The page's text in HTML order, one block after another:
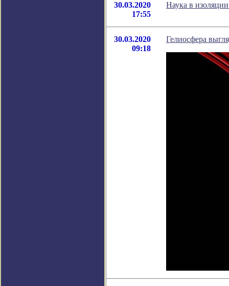
30.03.2020
17:55
Наука в
30.03.2020
09:18
Гелиосфера